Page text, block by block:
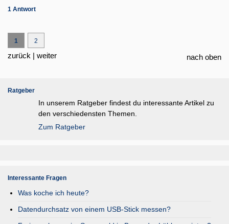
1 Antwort
1 2
zurück | weiter nach oben
Ratgeber
In unserem Ratgeber findest du interessante Artikel zu
den verschiedensten Themen.
Zum Ratgeber
Interessante Fragen
Was koche ich heute?
Datendurchsatz von einem USB-Stick messen?